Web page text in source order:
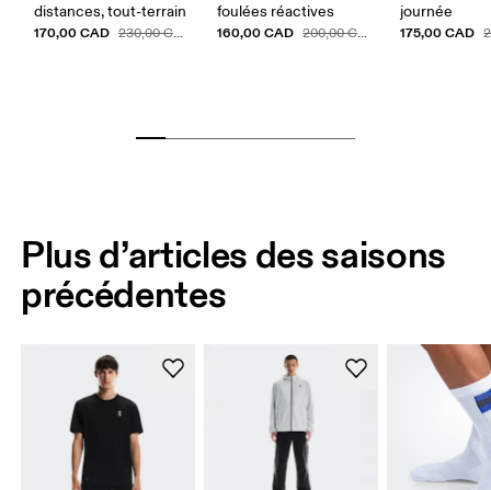
distances, tout-terrain
170,00 CAD 230,00 CAD
foulées réactives
160,00 CAD 200,00 CAD
journée
175,00 CAD
Plus d’articles des saisons
précédentes